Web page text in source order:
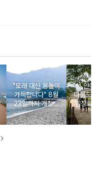
"모래 대신 몽돌이
가득합니다" 8월
23일까지 개장되
는 조용한 몽돌 해
수욕장
"성 안에
마을도
입장료
도 무료
책